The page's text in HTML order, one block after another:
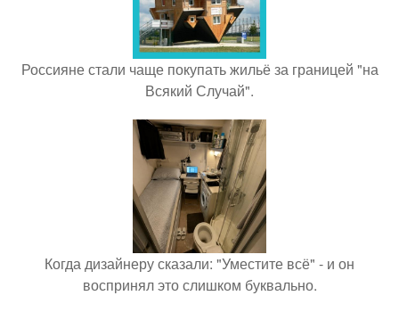
Россияне стали чаще покупать жильё за границей "на
Всякий Случай".
Когда дизайнеру сказали: "Уместите всё" - и он
воспринял это слишком буквально.